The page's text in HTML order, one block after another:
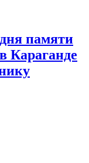
памяти
Караганде